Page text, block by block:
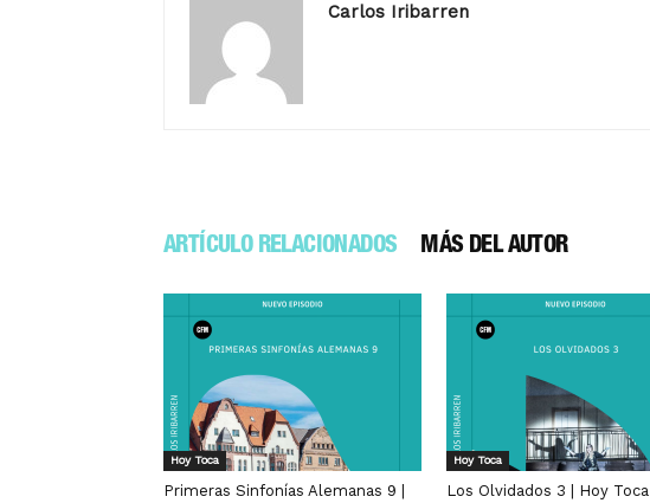
Carlos Iribarren
ARTÍCULO RELACIONADOS MÁS DEL AUTOR
Hoy Toca
Primeras Sinfonías Alemanas 9 |
Hoy Toca
Los Olvidados 3 | Hoy Toca